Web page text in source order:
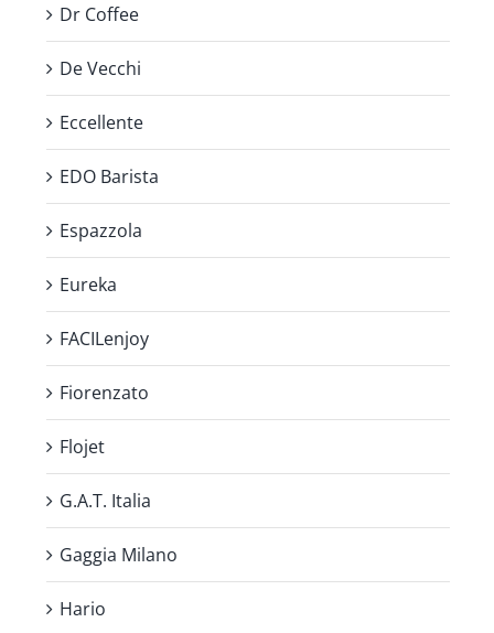
Dr Coffee
De Vecchi
Eccellente
EDO Barista
Espazzola
Eureka
FACILenjoy
Fiorenzato
Flojet
G.A.T. Italia
Gaggia Milano
Hario